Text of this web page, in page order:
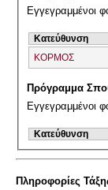
Εγγεγραμμένοι
Κατεύθυνση
ΚΟΡΜΟΣ
Πρόγραμμα
Εγγεγραμμένοι
Κατεύθυνση
Πληροφορίες